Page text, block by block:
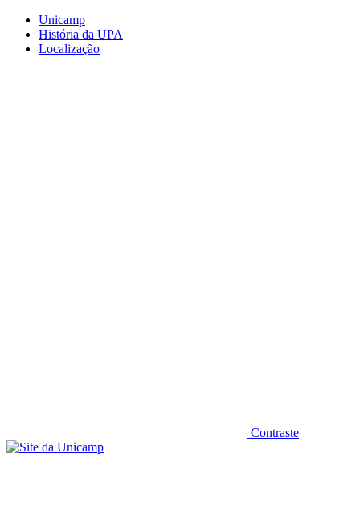
Conteúdo principal
Unicamp
História da UPA
Localização
Contraste